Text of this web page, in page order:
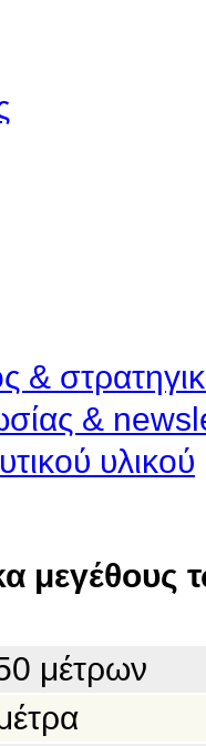
&
&
υλικού
μέτρων